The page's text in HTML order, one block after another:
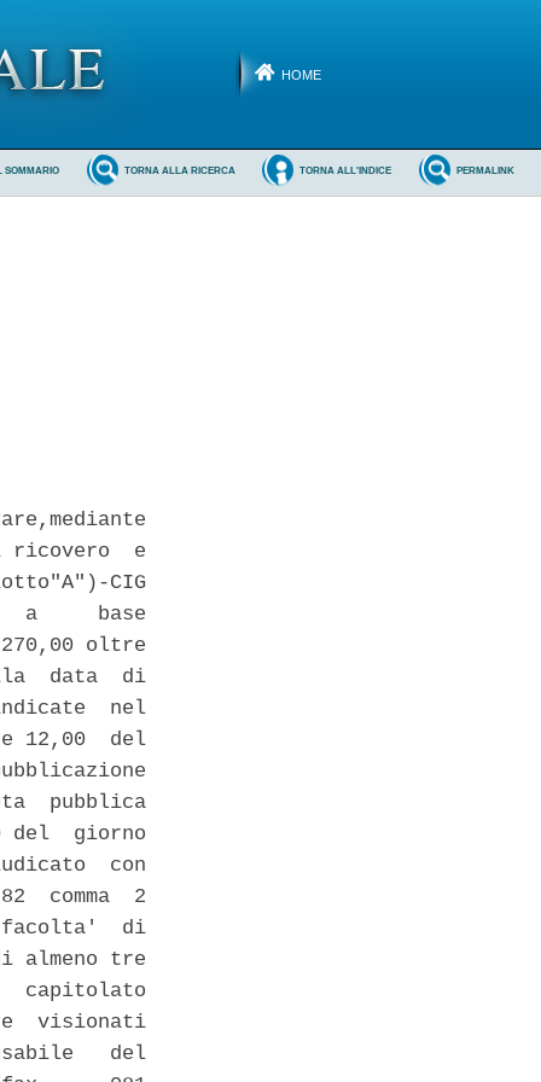
HOME
PERMALINK
TORNA ALL'INDICE
TORNA ALLA RICERCA
SOMMARIO
ricovero  e
CIG
a     base
oltre
data  di
nel
12,00  del
pubblica
del  giorno
con
comma  2
facolta'  di
almeno tre
capitolato
visionati
del